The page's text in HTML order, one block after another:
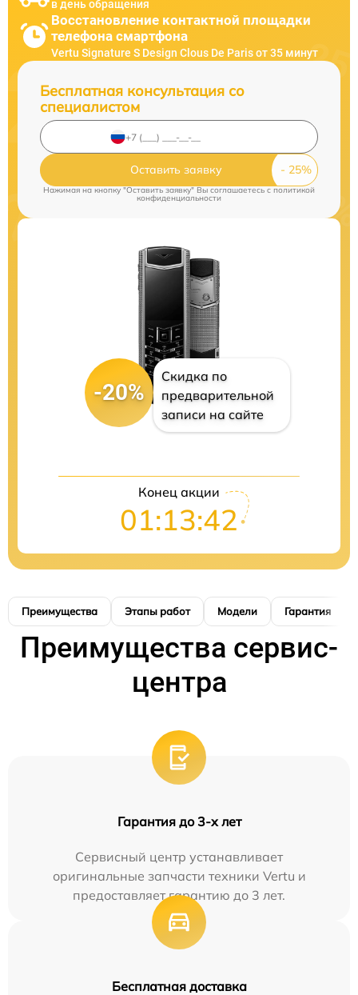
в день обращения
Восстановление контактной площадки
телефона смартфона
Vertu Signature S Design Clous De Paris от 35 минут
Бесплатная консультация со
специалистом
Оставить заявку
Нажимая на кнопку "Оставить заявку" Вы соглашаетесь cполитикой
конфиденциальности
-20%
Скидка по
предварительной
записи на сайте
Конец акции
01:13:41
Преимущества Этапы работ Модели Гарантия
Преимущества сервис-
центра
Гарантия до 3-х лет
Сервисный центр устанавливает
оригинальные запчасти техники Vertu и
предоставляет гарантию до 3 лет.
Бесплатная доставка